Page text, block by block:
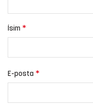
İsim *
E-posta *